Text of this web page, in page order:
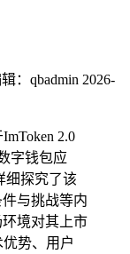
：qbadmin 2026-
2.0
字钱包应
细探究了该
与挑战等内
境对其上市
优势、用户